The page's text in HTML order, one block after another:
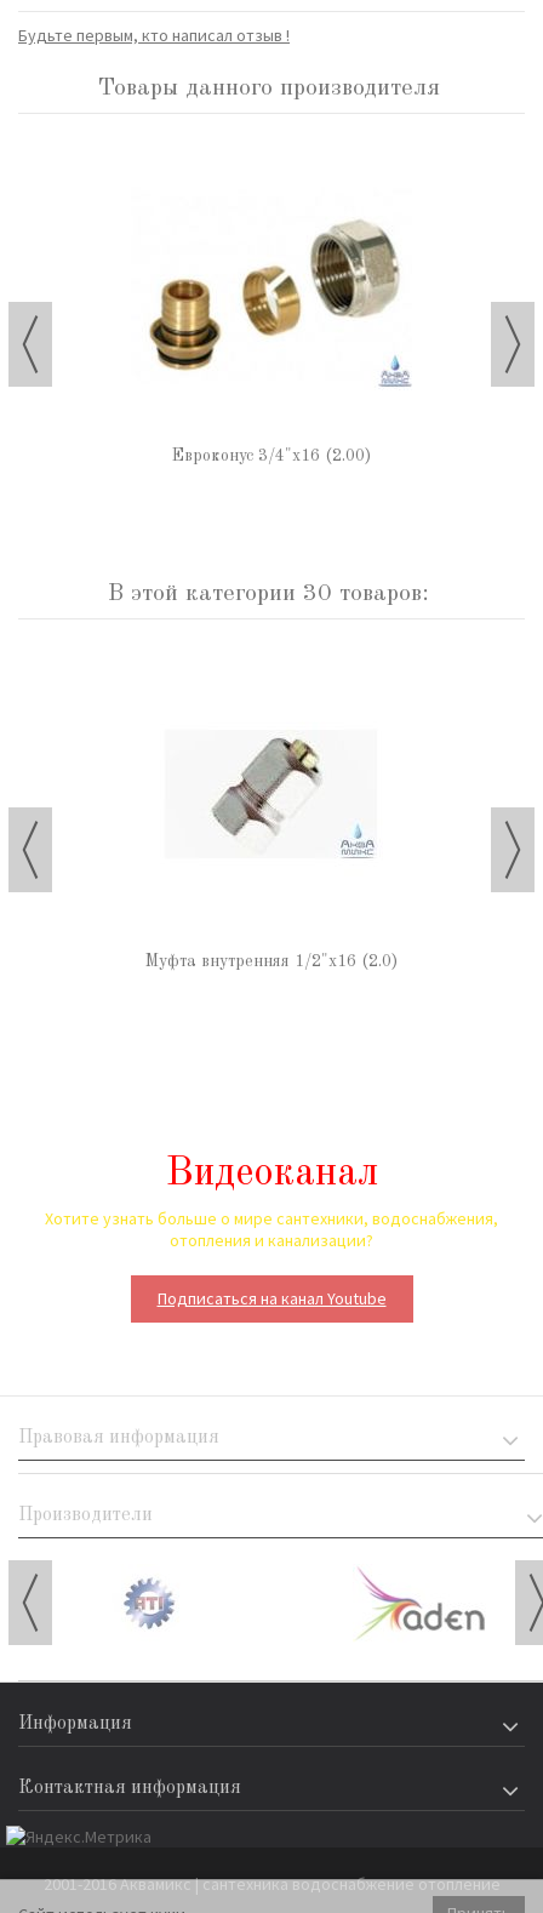
Будьте первым, кто написал отзыв !
Товары данного производителя
Евроконус 3/4"х16 (2.00)
В этой категории 30 товаров:
Муфта внутренняя 1/2"х16 (2.0)
Видеоканал
Хотите узнать больше о мире сантехники, водоснабжения,
отопления и канализации?
Подписаться на канал Youtube
Правовая информация
Производители
Информация
Контактная информация
2001-2016 Аквамикс | сантехника водоснабжение отопление